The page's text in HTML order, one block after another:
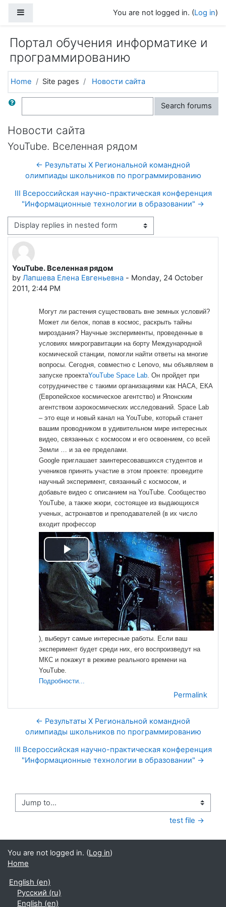
You are not logged in. (Log in)
Портал обучения информатике и
программированию
Home Site pages Новости сайта
Search Search forums
Новости сайта
YouTube. Вселенная рядом
← Результаты X Региональной командной
олимпиады школьников по программированию
III Всероссийская научно-практическая конференция
"Информационные технологии в образовании" →
Display mode
YouTube. Вселенная рядом
by Лапшева Елена Евгеньевна - Monday, 24 October
2011, 2:44 PM
Number of replies: 0
Могут ли растения существовать вне земных условий?
Может ли белок, попав в космос, раскрыть тайны
мироздания? Научные эксперименты, проведенные в
условиях микрогравитации на борту Международной
космической станции, помогли найти ответы на многие
вопросы. Сегодня, совместно с Lenovo, мы объявляем в
запуске проектаYouTube Space Lab . Он пройдет при
сотрудничестве с такими организациями как НАСА, ЕКА
(Европейское космическое агентство) и Японским
агентством аэрокосмических исследований. Space Lab
– это еще и новый канал на YouTube, который станет
вашим проводником в удивительном мире интересных
видео, связанных с космосом и его освоением, со всей
Земли … и за ее пределами.
Google приглашает заинтересовавшихся студентов и
учеников принять участие в этом проекте: проведите
научный эксперимент, связанный с космосом, и
добавьте видео с описанием на YouTube. Сообщество
YouTube, а также жюри, состоящее из выдающихся
ученых, астронавтов и преподавателей (в их число
входит профессор
Play
Video
), выберут самые интересные работы. Если ваш
эксперимент будет среди них, его воспроизведут на
МКС и покажут в режиме реального времени на
YouTube.
Подробности...
Permalink
← Результаты X Региональной командной
олимпиады школьников по программированию
III Всероссийская научно-практическая конференция
"Информационные технологии в образовании" →
Jump to...
test file →
You are not logged in. (Log in)
Home
English ‎(en)‎
Русский ‎(ru)‎
English ‎(en)‎